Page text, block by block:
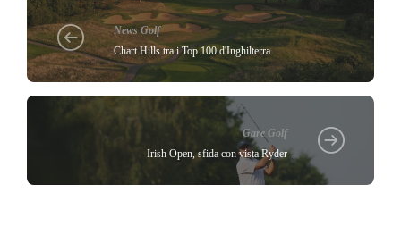
News Golf
Chart Hills tra i Top 100 d'Inghilterra
Gare Golf
Irish Open, sfida con vista Ryder